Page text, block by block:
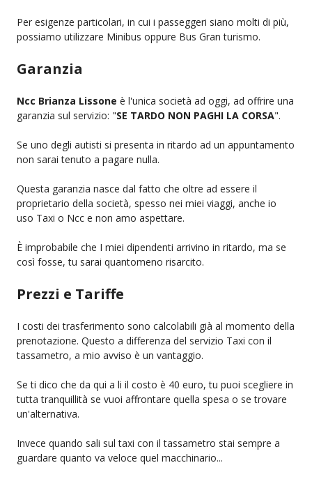
Per esigenze particolari, in cui i passeggeri siano molti di più,
possiamo utilizzare Minibus oppure Bus Gran turismo.
Garanzia
Ncc Brianza Lissone è l'unica società ad oggi, ad offrire una
garanzia sul servizio: "SE TARDO NON PAGHI LA CORSA".
Se uno degli autisti si presenta in ritardo ad un appuntamento
non sarai tenuto a pagare nulla.
Questa garanzia nasce dal fatto che oltre ad essere il
proprietario della società, spesso nei miei viaggi, anche io
uso Taxi o Ncc e non amo aspettare.
È improbabile che I miei dipendenti arrivino in ritardo, ma se
così fosse, tu sarai quantomeno risarcito.
Prezzi e Tariffe
I costi dei trasferimento sono calcolabili già al momento della
prenotazione. Questo a differenza del servizio Taxi con il
tassametro, a mio avviso è un vantaggio.
Se ti dico che da qui a li il costo è 40 euro, tu puoi scegliere in
tutta tranquillità se vuoi affrontare quella spesa o se trovare
un'alternativa.
Invece quando sali sul taxi con il tassametro stai sempre a
guardare quanto va veloce quel macchinario...